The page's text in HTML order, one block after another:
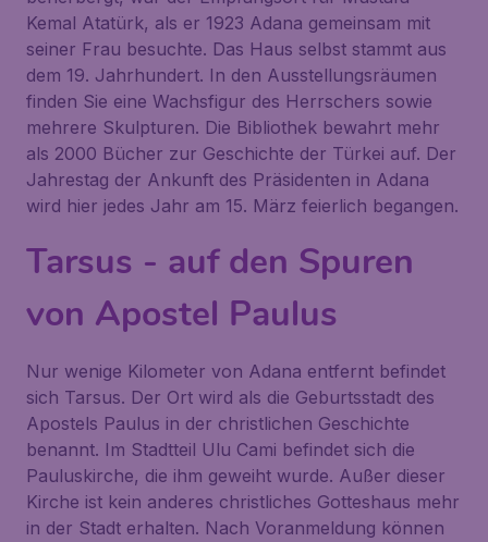
Kemal Atatürk, als er 1923 Adana gemeinsam mit
seiner Frau besuchte. Das Haus selbst stammt aus
dem 19. Jahrhundert. In den Ausstellungsräumen
finden Sie eine Wachsfigur des Herrschers sowie
mehrere Skulpturen. Die Bibliothek bewahrt mehr
als 2000 Bücher zur Geschichte der Türkei auf. Der
Jahrestag der Ankunft des Präsidenten in Adana
wird hier jedes Jahr am 15. März feierlich begangen.
Tarsus - auf den Spuren
von Apostel Paulus
Nur wenige Kilometer von Adana entfernt befindet
sich Tarsus. Der Ort wird als die Geburtsstadt des
Apostels Paulus in der christlichen Geschichte
benannt. Im Stadtteil Ulu Cami befindet sich die
Pauluskirche, die ihm geweiht wurde. Außer dieser
Kirche ist kein anderes christliches Gotteshaus mehr
in der Stadt erhalten. Nach Voranmeldung können